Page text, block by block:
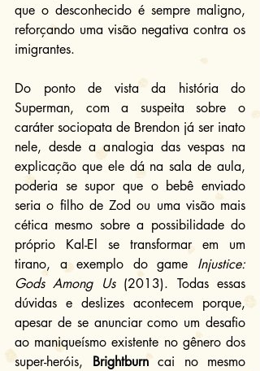
que o desconhecido é sempre maligno,
reforçando uma visão negativa contra os
imigrantes.
Do ponto de vista da história do
Superman, com a suspeita sobre o
caráter sociopata de Brendon já ser inato
nele, desde a analogia das vespas na
explicação que ele dá na sala de aula,
poderia se supor que o bebê enviado
seria o filho de Zod ou uma visão mais
cética mesmo sobre a possibilidade do
próprio Kal-El se transformar em um
tirano, a exemplo do game Injustice:
Gods Among Us (2013). Todas essas
dúvidas e deslizes acontecem porque,
apesar de se anunciar como um desafio
ao maniqueísmo existente no gênero dos
super-heróis, Brightburn cai no mesmo